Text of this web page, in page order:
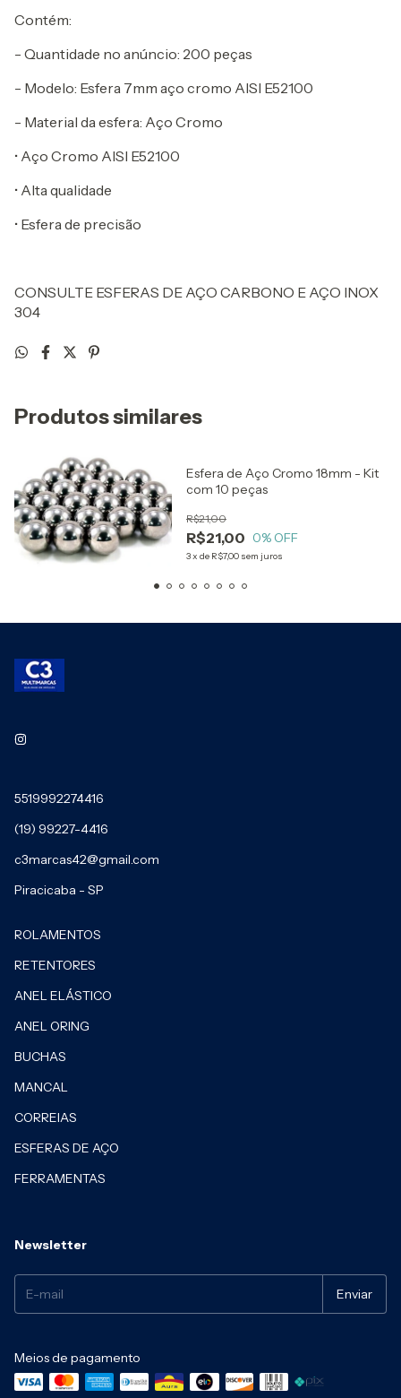
Contém:
- Quantidade no anúncio: 200 peças
- Modelo: Esfera 7mm aço cromo AISI E52100
- Material da esfera: Aço Cromo
• Aço Cromo AISI E52100
• Alta qualidade
• Esfera de precisão
CONSULTE ESFERAS DE AÇO CARBONO E AÇO INOX
304
Produtos similares
Esfera de Aço Cromo 18mm - Kit
com 10 peças
R$21,00
R$21,00
0% OFF
3x de R$7,00 sem juros
5519992274416
(19) 99227-4416
c3marcas42@gmail.com
Piracicaba - SP
ROLAMENTOS
RETENTORES
ANEL ELÁSTICO
ANEL ORING
BUCHAS
MANCAL
CORREIAS
ESFERAS DE AÇO
FERRAMENTAS
Newsletter
Meios de pagamento